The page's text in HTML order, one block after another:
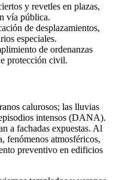
y revetles en plazas,
vía pública.
de desplazamientos,
especiales.
de ordenanzas
protección civil.
calurosos; las lluvias
intensos (DANA).
a fachadas expuestas. Al
fenómenos atmosféricos,
preventivo en edificios